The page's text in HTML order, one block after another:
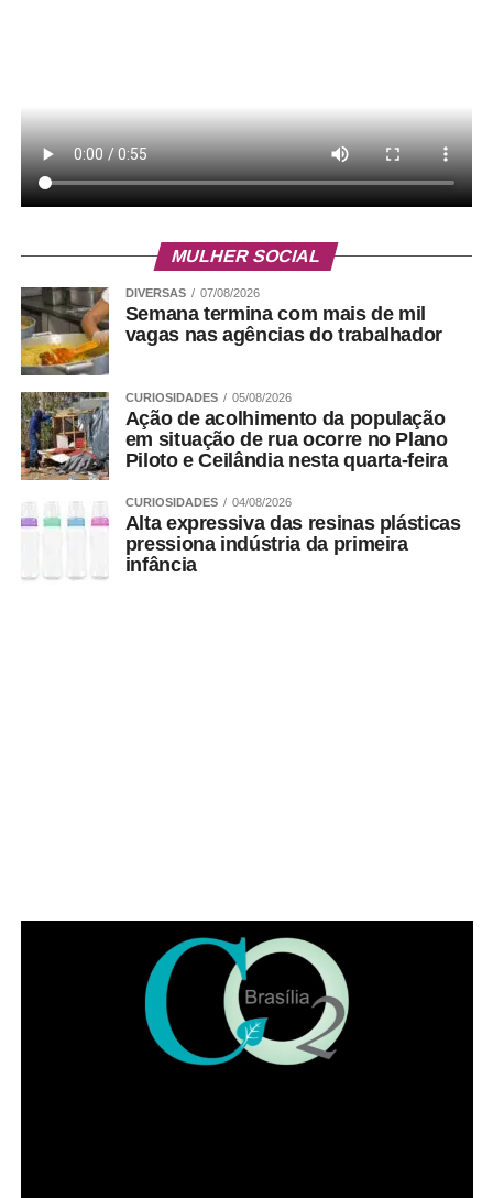
MULHER SOCIAL
DIVERSAS 07/08/2026
Semana termina com mais de mil
vagas nas agências do trabalhador
CURIOSIDADES 05/08/2026
Ação de acolhimento da população
em situação de rua ocorre no Plano
Piloto e Ceilândia nesta quarta-feira
CURIOSIDADES 04/08/2026
Alta expressiva das resinas plásticas
pressiona indústria da primeira
infância